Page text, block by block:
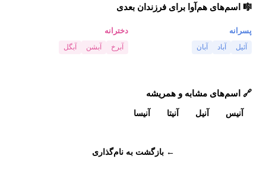
🎼 اسم‌های هم‌آوا برای فرزندان بعدی
پسرانه
آئیل آباد آبان
دخترانه
آبرخ آبشن آبگل
🔗 اسم‌های مشابه و همریشه
آنیس آنیل آنیتا آنیسا
← بازگشت به نام‌گذاری